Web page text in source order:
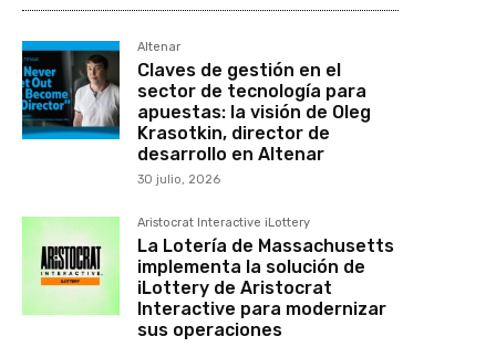
Altenar
Claves de gestión en el
sector de tecnología para
apuestas: la visión de Oleg
Krasotkin, director de
desarrollo en Altenar
30 julio, 2026
Aristocrat Interactive iLottery
La Lotería de Massachusetts
implementa la solución de
iLottery de Aristocrat
Interactive para modernizar
sus operaciones